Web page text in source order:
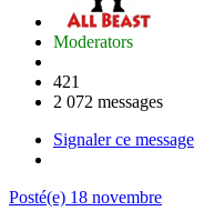
Moderators
421
2 072 messages
Signaler ce message
Posté(e) 18 novembre